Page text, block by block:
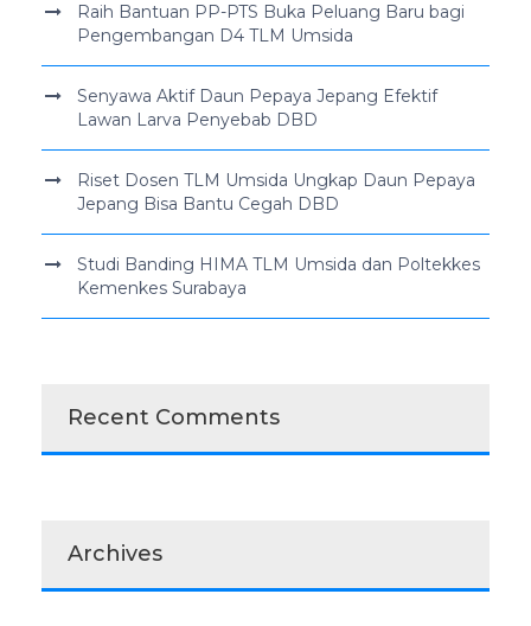
Raih Bantuan PP-PTS Buka Peluang Baru bagi
Pengembangan D4 TLM Umsida
Senyawa Aktif Daun Pepaya Jepang Efektif
Lawan Larva Penyebab DBD
Riset Dosen TLM Umsida Ungkap Daun Pepaya
Jepang Bisa Bantu Cegah DBD
Studi Banding HIMA TLM Umsida dan Poltekkes
Kemenkes Surabaya
Recent Comments
Archives